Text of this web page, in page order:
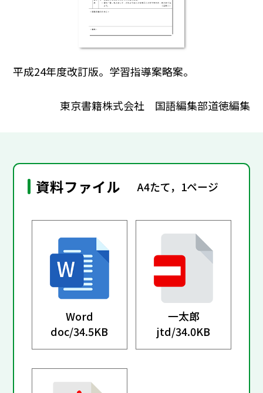
平成24年度改訂版。学習指導案略案。
東京書籍株式会社 国語編集部道徳編集
資料ファイル A4たて，1ページ
Word
doc/34.5KB
一太郎
jtd/34.0KB